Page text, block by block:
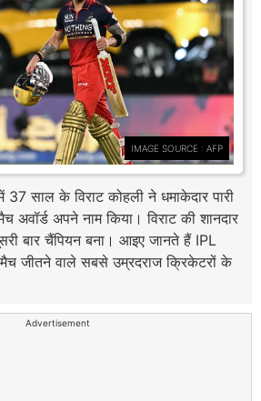
IMAGE SOURCE : AFP
साल के विराट कोहली ने धमाकेदार पारी
अपने नाम किया। विराट की शानदार
बार चैंपियन बना। आइए जानते हैं IPL
जीतने वाले सबसे उम्रदराज क्रिकेटरों के
Advertisement